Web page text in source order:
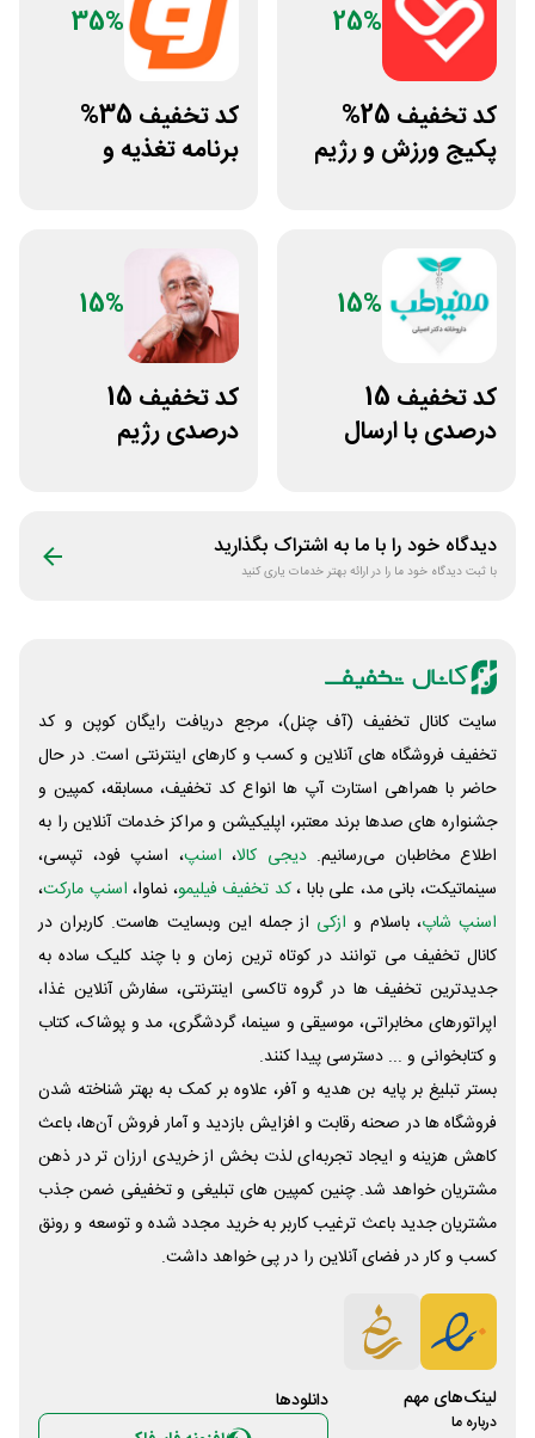
25%
کد تخفیف 25%
پکیج ورزش و رژیم
35%
کد تخفیف 35%
برنامه تغذیه و
15%
کد تخفیف 15
درصدی با ارسال
15%
کد تخفیف 15
درصدی رژیم
دیدگاه خود را با ما به اشتراک بگذارید
با ثبت دیدگاه خود ما را در ارائه بهتر خدمات یاری کنید
سایت کانال تخفیف (آف چنل)، مرجع دریافت رایگان کوپن و کد
تخفیف فروشگاه های آنلاین و کسب و‌ کارهای اینترنتی است. در حال
حاضر با همراهی استارت آپ ها انواع کد تخفیف، مسابقه، کمپین و
جشنواره های صدها برند معتبر، اپلیکیشن و مراکز خدمات آنلاین را به
اطلاع مخاطبان می‌رسانیم. دیجی کالا، اسنپ، اسنپ فود، تپسی،
سینماتیکت، بانی مد، علی‌ بابا ،کد تخفیف فیلیمو، نماوا، اسنپ مارکت،
اسنپ شاپ، باسلام و ازکی از جمله این وبسایت ‌هاست. کاربران در
کانال تخفیف می توانند در کوتاه ترین زمان و با چند کلیک ساده به
جدیدترین تخفیف ها در گروه تاکسی اینترنتی، سفارش آنلاین غذا،
اپراتورهای مخابراتی، موسیقی و سینما، گردشگری، مد و پوشاک، کتاب
و کتابخوانی و ... دسترسی پیدا کنند.
بستر تبلیغ بر پایه بن هدیه و آفر، علاوه بر کمک به بهتر شناخته شدن
فروشگاه ها در صحنه رقابت و افزایش بازدید و آمار فروش آن‌ها، باعث
کاهش هزینه و ایجاد تجربه‌ای لذت بخش از خریدی ارزان تر در ذهن
مشتریان خواهد شد. چنین کمپین های تبلیغی و تخفیفی ضمن جذب
مشتریان جدید باعث ترغیب کاربر به خرید مجدد شده و توسعه و رونق
کسب و کار در فضای آنلاین را در پی خواهد داشت.
لینک‌های مهم
درباره ما
دانلود‌ها